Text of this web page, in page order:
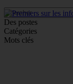
Des postes
Catégories
Mots clés